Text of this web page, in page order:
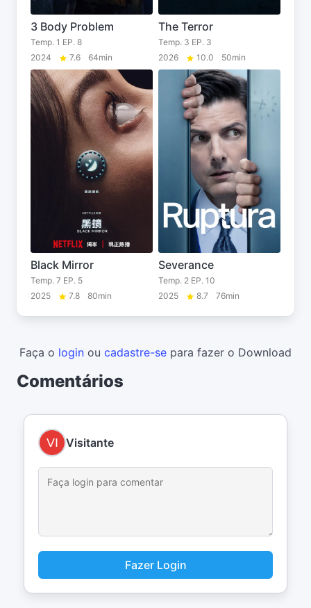
3 Body Problem
Temp. 1 EP. 8
2024
7.6 64min
The Terror
Temp. 3 EP. 3
2026
10.0 50min
Black Mirror
Temp. 7 EP. 5
2025
7.8 80min
Severance
Temp. 2 EP. 10
2025
8.7 76min
Faça o login ou cadastre-se para fazer o Download
Comentários
Visitante
Fazer Login